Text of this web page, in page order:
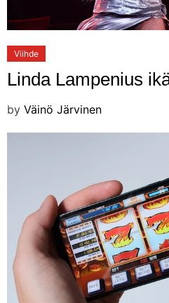
Viihde
Linda Lampenius
by Väinö Järvinen